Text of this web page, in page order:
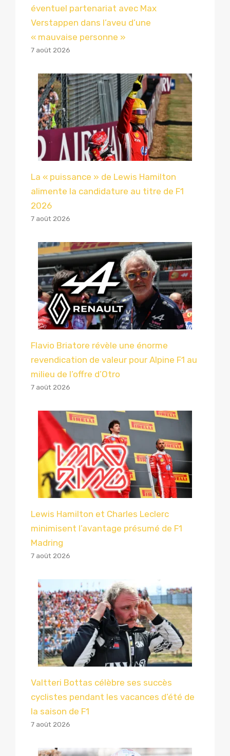
éventuel partenariat avec Max
Verstappen dans l’aveu d’une
« mauvaise personne »
7 août 2026
La « puissance » de Lewis Hamilton
alimente la candidature au titre de F1
2026
7 août 2026
Flavio Briatore révèle une énorme
revendication de valeur pour Alpine F1 au
milieu de l’offre d’Otro
7 août 2026
Lewis Hamilton et Charles Leclerc
minimisent l’avantage présumé de F1
Madring
7 août 2026
Valtteri Bottas célèbre ses succès
cyclistes pendant les vacances d’été de
la saison de F1
7 août 2026